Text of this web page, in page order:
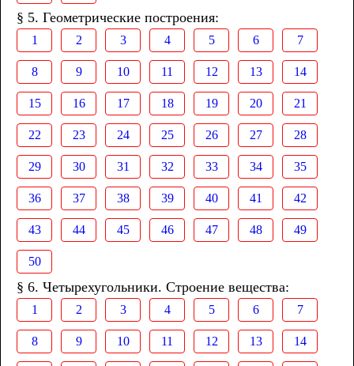
§ 5. Геометрические построения:
1 2 3 4 5 6 7
8 9 10 11 12 13 14
15 16 17 18 19 20 21
22 23 24 25 26 27 28
29 30 31 32 33 34 35
36 37 38 39 40 41 42
43 44 45 46 47 48 49
50
§ 6. Четырехугольники. Строение вещества:
1 2 3 4 5 6 7
8 9 10 11 12 13 14